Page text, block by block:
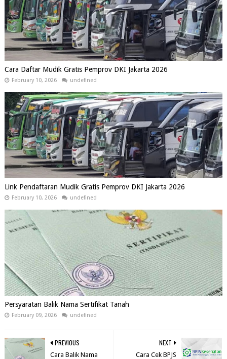
Cara Daftar Mudik Gratis Pemprov DKI Jakarta 2026
February 10, 2026 undefined
Link Pendaftaran Mudik Gratis Pemprov DKI Jakarta 2026
February 10, 2026 undefined
Persyaratan Balik Nama Sertifikat Tanah
February 09, 2026 undefined
NEXT
Cara Cek BPJS
PREVIOUS
Cara Balik Nama